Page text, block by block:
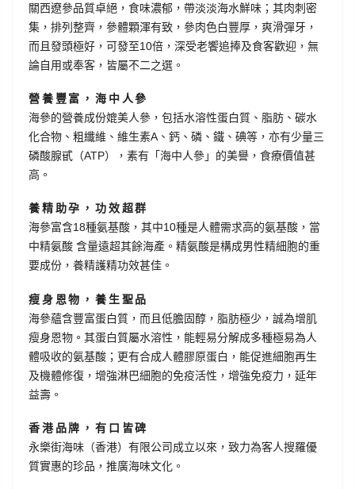
關西遼參品質卓絕，食味濃郁，帶淡淡海水鮮味；其肉刺密
集，排列整齊，參體顆渾有致，參肉色白豐厚，爽滑彈牙，
而且發頭極好，可發至10倍，深受老饗追捧及食客歡迎，無
論自用或奉客，皆屬不二之選。
營養豐富，海中人參
海參的營養成份媲美人參，包括水溶性蛋白質、脂肪、碳水
化合物、粗纖維、維生素A、鈣、磷、鐵、碘等，亦有少量三
磷酸腺甙（ATP），素有「海中人參」的美譽，食療價值甚
高。
養精助孕，功效超群
海參富含18種氨基酸，其中10種是人體需求高的氨基酸，當
中精氨酸 含量遠超其餘海產。精氨酸是構成男性精細胞的重
要成份，養精護精功效甚佳。
瘦身恩物，養生聖品
海參蘊含豐富蛋白質，而且低膽固醇，脂肪極少，誠為增肌
瘦身恩物。其蛋白質屬水溶性，能輕易分解成多種極易為人
體吸收的氨基酸；更有合成人體膠原蛋白，能促進細胞再生
及機體修復，增強淋巴細胞的免疫活性，增強免疫力，延年
益壽。
香港品牌，有口皆碑
永樂街海味（香港）有限公司成立以來，致力為客人搜羅優
質實惠的珍品，推廣海味文化。